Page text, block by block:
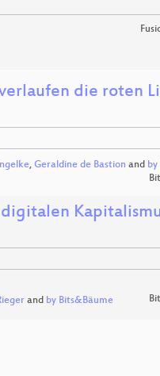
die roten
, Geraldine de Bastion and
and by Bits&Bäume